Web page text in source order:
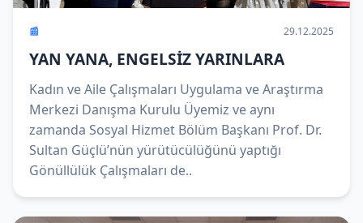
📰 29.12.2025
YAN YANA, ENGELSİZ YARINLARA
Kadın ve Aile Çalışmaları Uygulama ve Araştırma
Merkezi Danışma Kurulu Üyemiz ve aynı
zamanda Sosyal Hizmet Bölüm Başkanı Prof. Dr.
Sultan Güçlü’nün yürütücülüğünü yaptığı
Gönüllülük Çalışmaları de..